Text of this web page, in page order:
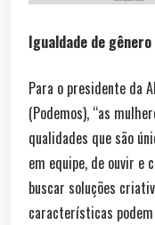
Igualdade de gênero
Para o presidente da
(Podemos), “as
qualidades que são
em equipe, de ouvir e
buscar soluções
características